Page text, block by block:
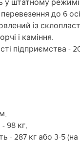
до 6
із
і каміння.
підприємства -
98 кг,
- 287 кг або 3-5 (на